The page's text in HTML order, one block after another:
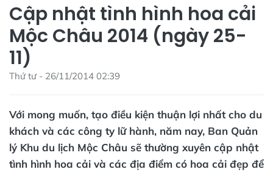
Cập nhật tình hình hoa cải
Mộc Châu 2014 (ngày 25-
11)
Thứ tư - 26/11/2014 02:39
Với mong muốn, tạo điều kiện thuận lợi nhất cho du
khách và các công ty lữ hành, năm nay, Ban Quản
lý Khu du lịch Mộc Châu sẽ thường xuyên cập nhật
tình hình hoa cải và các địa điểm có hoa cải đẹp để